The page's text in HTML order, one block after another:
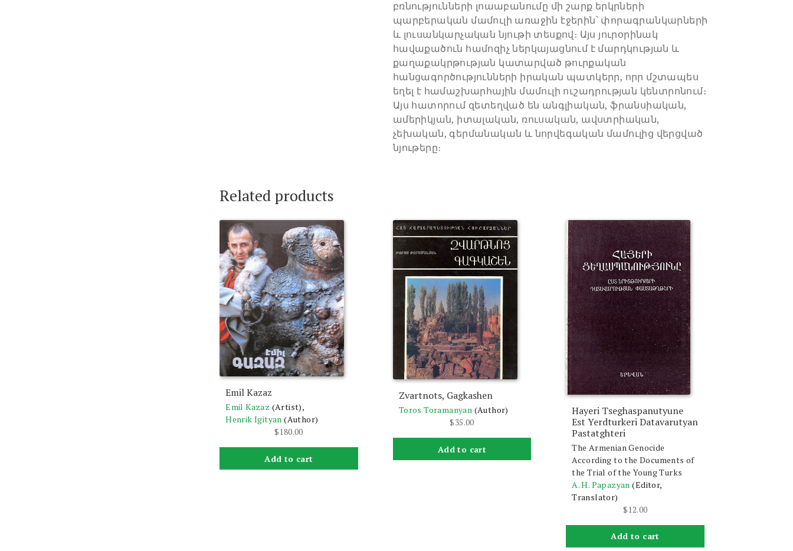
բռնությունների լոաաբանումը մի շարք երկրների
պարբերական մամուլի առաջին էջերին՝ փորագրանկարների
և լուսանկարչական նյութի տեսքով։ Այս յուրօրինակ
հավաքածուն համոզիչ ներկայացնում է մարդկության և
քաղաքակրթության կատարված թուրքական
հանցագործությունների իրական պատկերր, որր մշտապես
եղել է համաշխարհային մամուլի ուշադրության կենտրոնում։
Այս հատորում զետեղված են անգլիական, ֆրանսիական,
ամերիկյան, իտալական, ռուսական, ավստրիական,
չեխական, գերմանական և նորվեգական մամուլից վերցված
նյութերը։
Related products
Emil Kazaz
Emil Kazaz (Artist),
Henrik Igityan (Author)
$180.00
Add to cart
Zvartnots, Gagkashen
Toros Toramanyan (Author)
$35.00
Add to cart
Hayeri Tseghaspanutyune
Est Yerdturkeri Datavarutyan
Pastatghteri
The Armenian Genocide
According to the Documents of
the Trial of the Young Turks
A. H. Papazyan (Editor,
Translator)
$12.00
Add to cart